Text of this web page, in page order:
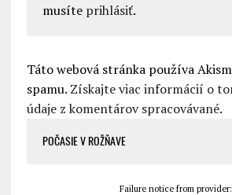
musíte prihlásiť.
Táto webová stránka používa
spamu. Získajte viac informácií o
údaje z komentárov spracovávané.
POČASIE V ROŽŇAVE
Failure notice from provider: